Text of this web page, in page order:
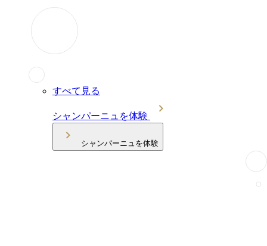
すべて見る
シャンパーニュを体験
シャンパーニュを体験